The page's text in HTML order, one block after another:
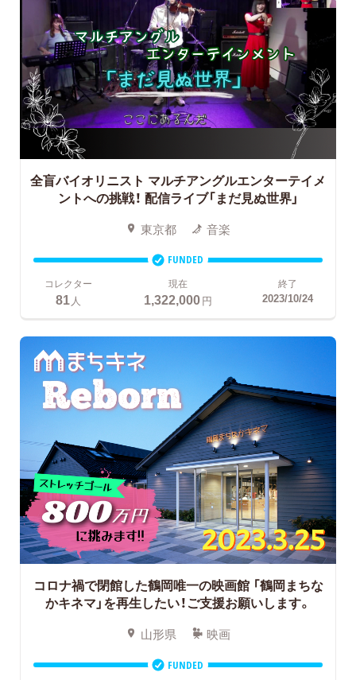
全盲バイオリニスト マルチアングルエンターテイメ
ントへの挑戦！ 配信ライブ「まだ見ぬ世界」
東京都 音楽
FUNDED
コレクター
81 人
現在
1,322,000円
終了
2023/10/24
コロナ禍で閉館した鶴岡唯一の映画館「鶴岡まちな
かキネマ」を再生したい！ご支援お願いします。
山形県 映画
FUNDED